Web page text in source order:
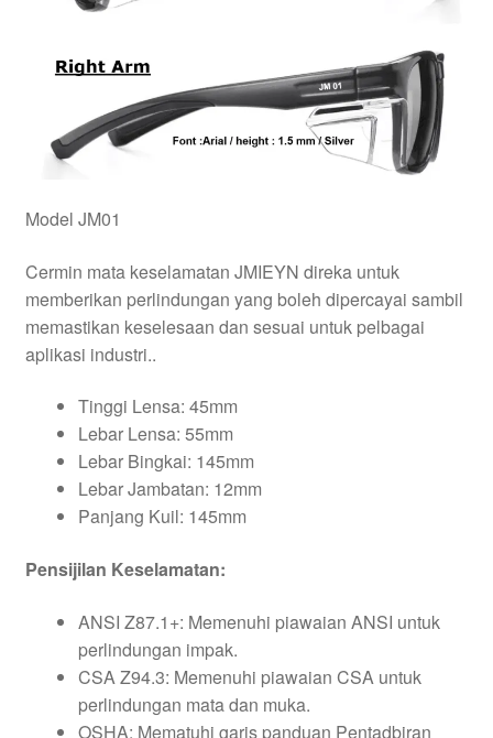
Model JM01
Cermin mata keselamatan JMIEYN direka untuk
memberikan perlindungan yang boleh dipercayai sambil
memastikan keselesaan dan sesuai untuk pelbagai
aplikasi industri..
Tinggi Lensa: 45mm
Lebar Lensa: 55mm
Lebar Bingkai: 145mm
Lebar Jambatan: 12mm
Panjang Kuil: 145mm
Pensijilan Keselamatan:
ANSI Z87.1+: Memenuhi piawaian ANSI untuk
perlindungan impak.
CSA Z94.3: Memenuhi piawaian CSA untuk
perlindungan mata dan muka.
OSHA: Mematuhi garis panduan Pentadbiran